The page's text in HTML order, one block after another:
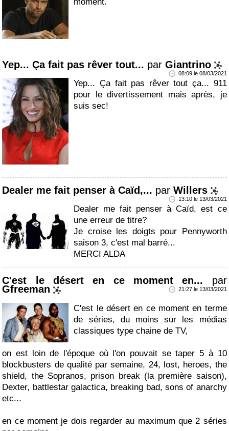
Yep... Ça fait pas rêver tout... parGiantrino
08:09 le 08/03/2021
Yep... Ça fait pas rêver tout ça... 911
pour le divertissement mais après, je
suis sec!
Dealer me fait penser à Caïd,... parWillers
13:10 le 13/03/2021
Dealer me fait penser à Caïd, est ce
une erreur de titre?
Je croise les doigts pour Pennyworth
saison 3, c'est mal barré...
MERCI ALDA
C'est le désert en ce moment en... par
Gfreeman 21:27 le 13/03/2021
C'est le désert en ce moment en terme
de séries, du moins sur les médias
classiques type chaine de TV,
on est loin de l'époque où l'on pouvait se taper 5 à 10
blockbusters de qualité par semaine, 24, lost, heroes, the
shield, the Sopranos, prison break (la première saison),
Dexter, battlestar galactica, breaking bad, sons of anarchy
etc...
en ce moment je dois regarder au maximum que 2 séries